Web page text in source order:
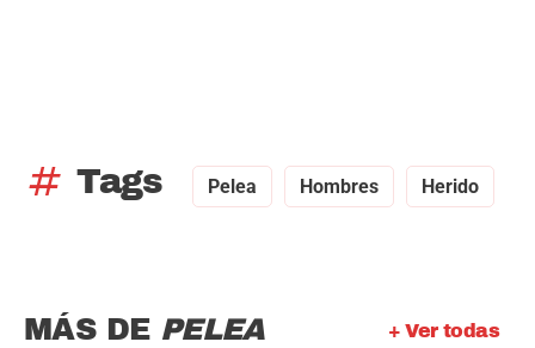
tag Tags Pelea Hombres Herido
+ Ver todas
MÁS DE PELEA